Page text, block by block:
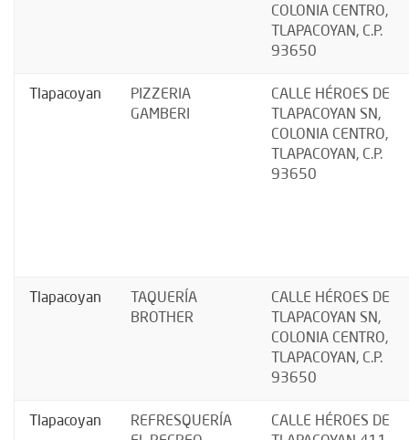
COLONIA CENTRO,
TLAPACOYAN, C.P.
93650
Tlapacoyan
PIZZERIA
GAMBERI
CALLE HÉROES DE
TLAPACOYAN SN,
COLONIA CENTRO,
TLAPACOYAN, C.P.
93650
Tlapacoyan
TAQUERÍA
BROTHER
CALLE HÉROES DE
TLAPACOYAN SN,
COLONIA CENTRO,
TLAPACOYAN, C.P.
93650
Tlapacoyan
REFRESQUERÍA
CALLE HÉROES DE